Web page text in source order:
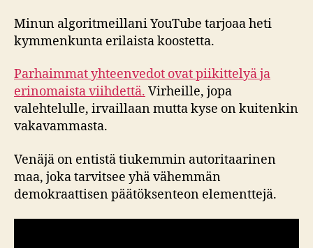
Minun algoritmeillani YouTube tarjoaa heti
kymmenkunta erilaista koostetta.
Parhaimmat yhteenvedot ovat piikittelyä ja
erinomaista viihdettä. Virheille, jopa
valehtelulle, irvaillaan mutta kyse on kuitenkin
vakavammasta.
Venäjä on entistä tiukemmin autoritaarinen
maa, joka tarvitsee yhä vähemmän
demokraattisen päätöksenteon elementtejä.